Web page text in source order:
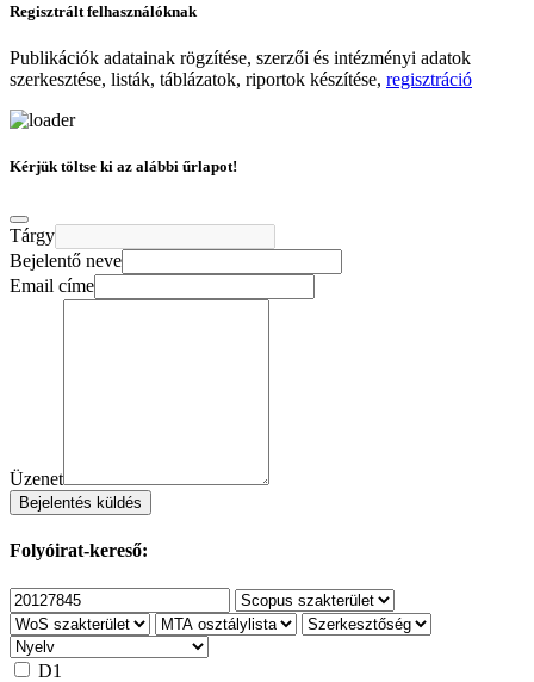
Regisztrált felhasználóknak
Publikációk adatainak rögzítése, szerzői és intézményi adatok
szerkesztése, listák, táblázatok, riportok készítése, regisztráció
Kérjük töltse ki az alábbi űrlapot!
Tárgy
Bejelentő neve
Email címe
Üzenet
Bejelentés küldés
Folyóirat-kereső:
D1